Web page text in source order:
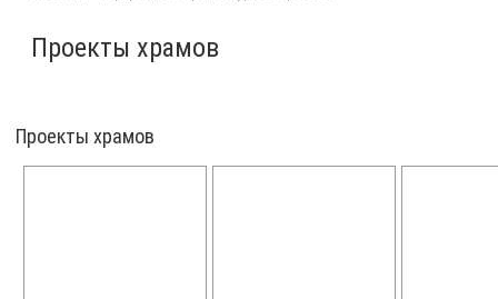
Проекты храмов
Проекты храмов